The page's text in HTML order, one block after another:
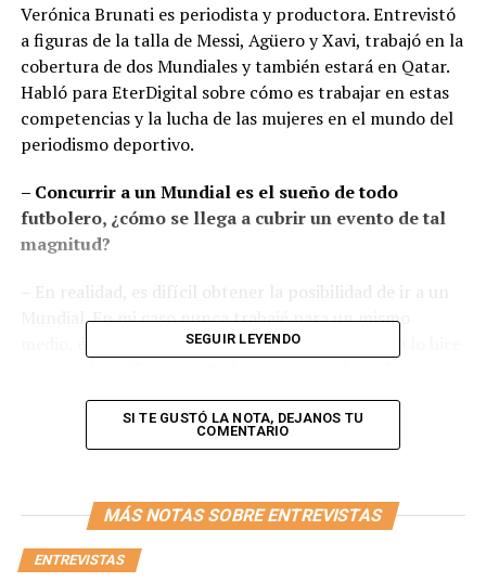
Verónica Brunati es periodista y productora. Entrevistó
a figuras de la talla de Messi, Agüero y Xavi, trabajó en la
cobertura de dos Mundiales y también estará en Qatar.
Habló para EterDigital sobre cómo es trabajar en estas
competencias y la lucha de las mujeres en el mundo del
periodismo deportivo.
– Concurrir a un Mundial es el sueño de todo
futbolero, ¿cómo se llega a cubrir un evento de tal
magnitud?
– En realidad, es difícil obtener la posibilidad de ir a un
Mundial. En mi caso nunca trabajé para un mismo
medio, éste va a ser mi tercer mundial y cada uno lo hice
sacrificio, buscando lugares en los que puedan llegar a
tener la necesidad de contratar a alguien especializado
de Argentina. Yo siempre hice un esfuerzo muy grande
entrevistas, manteniendo una buena agenda,
acompañada de una inversión para viajar, conocer gente
y construir relaciones.
SEGUIR LEYENDO
SI TE GUSTÓ LA NOTA, DEJANOS TU
COMENTARIO
MÁS NOTAS SOBRE ENTREVISTAS
ENTREVISTAS